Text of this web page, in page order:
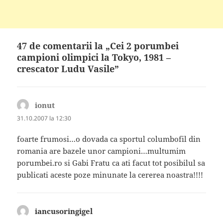
47 de comentarii la „Cei 2 porumbei
campioni olimpici la Tokyo, 1981 –
crescator Ludu Vasile”
ionut
31.10.2007 la 12:30
foarte frumosi…o dovada ca sportul columbofil din
romania are bazele unor campioni…multumim
porumbei.ro si Gabi Fratu ca ati facut tot posibilul sa
publicati aceste poze minunate la cererea noastra!!!!
iancusoringigel